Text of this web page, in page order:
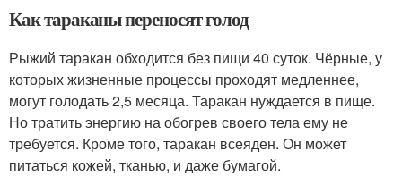
Как тараканы переносят голод
Рыжий таракан обходится без пищи 40 суток. Чёрные, у
которых жизненные процессы проходят медленнее,
могут голодать 2,5 месяца. Таракан нуждается в пище.
Но тратить энергию на обогрев своего тела ему не
требуется. Кроме того, таракан всеяден. Он может
питаться кожей, тканью, и даже бумагой.